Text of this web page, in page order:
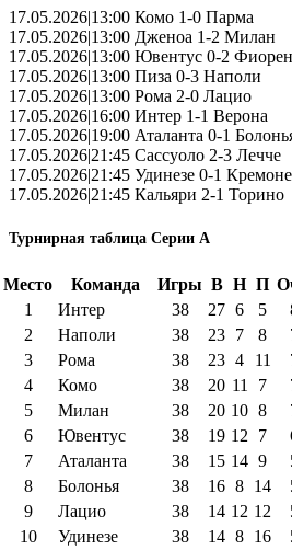
17.05.2026|13:00 Комо 1-0 Парма
17.05.2026|13:00 Дженоа 1-2 Милан
17.05.2026|13:00 Ювентус 0-2
17.05.2026|13:00 Пиза 0-3 Наполи
17.05.2026|13:00 Рома 2-0 Лацио
17.05.2026|16:00 Интер 1-1 Верона
17.05.2026|19:00 Аталанта 0-1
17.05.2026|21:45 Сассуоло 2-3 Лечче
17.05.2026|21:45 Удинезе 0-1
17.05.2026|21:45 Кальяри 2-1 Торино
Турнирная таблица Серии А
Место Команда Игры В Н П
1
Интер 38 27 6 5
2
Наполи 38 23 7 8
3
Рома 38 23 4 11
4
Комо 38 20 11 7
5
Милан 38 20 10 8
6
Ювентус 38 19 12 7
7
Аталанта 38 15 14 9
8
Болонья 38 16 8 14
9
Лацио 38 14 12 12
10
Удинезе 38 14 8 16